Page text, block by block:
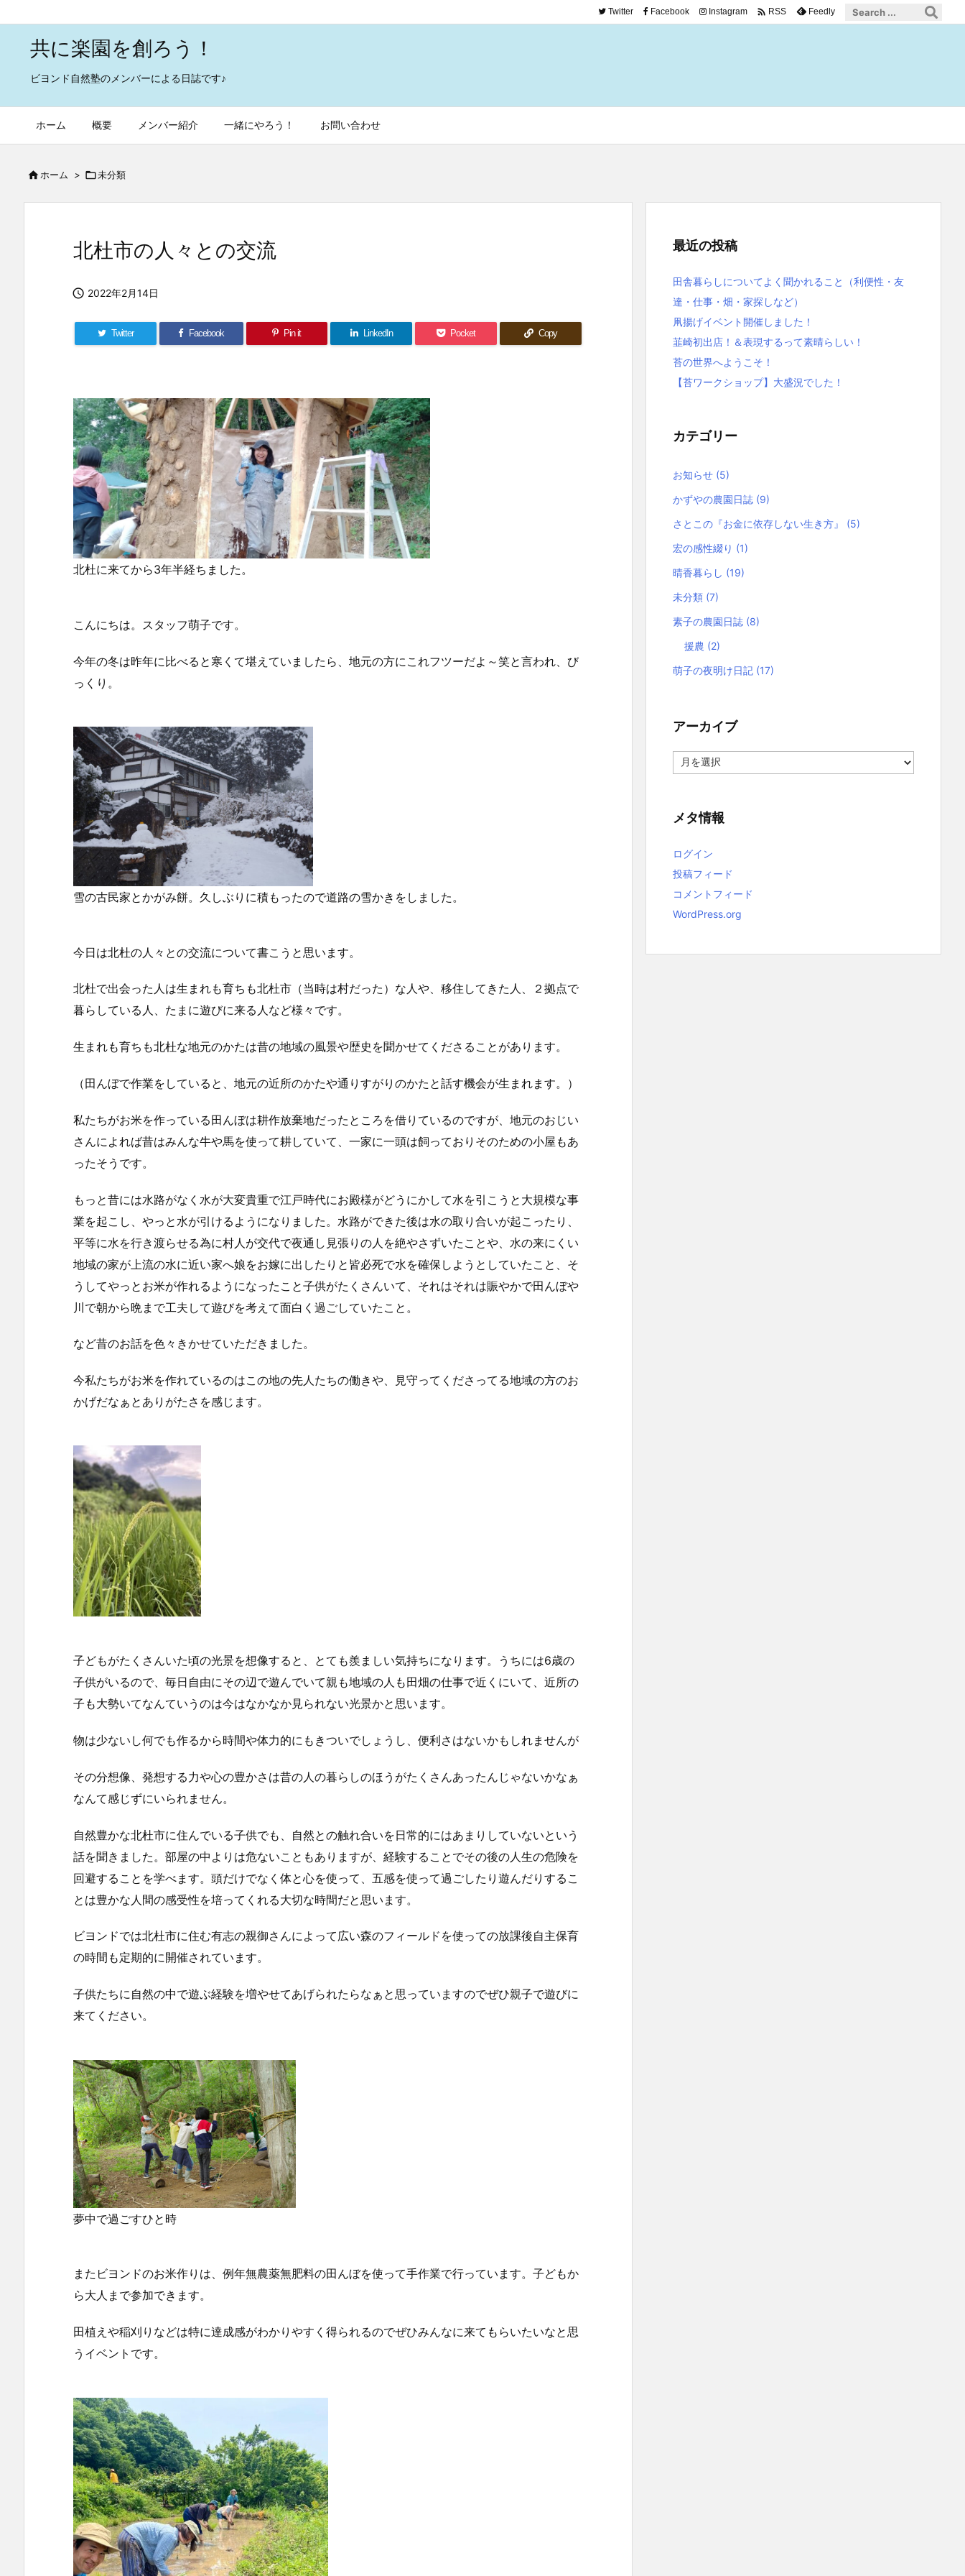
共に楽園を創ろう！
ビヨンド自然塾のメンバーによる日誌です♪
ホーム 概要 メンバー紹介 一緒にやろう！ お問い合わせ
Twitter Facebook Instagram  RSS Feedly
 ホーム > 未分類
北杜市の人々との交流
 2022年2月14日
Twitter Facebook Pin it LinkedIn Pocket Copy
北杜に来てから3年半経ちました。
こんにちは。スタッフ萌子です。
今年の冬は昨年に比べると寒くて堪えていましたら、地元の方にこれフツーだよ～笑と言われ、び
っくり。
雪の古民家とかがみ餅。久しぶりに積もったので道路の雪かきをしました。
今日は北杜の人々との交流について書こうと思います。
北杜で出会った人は生まれも育ちも北杜市（当時は村だった）な人や、移住してきた人、２拠点で
暮らしている人、たまに遊びに来る人など様々です。
生まれも育ちも北杜な地元のかたは昔の地域の風景や歴史を聞かせてくださることがあります。
（田んぼで作業をしていると、地元の近所のかたや通りすがりのかたと話す機会が生まれます。）
私たちがお米を作っている田んぼは耕作放棄地だったところを借りているのですが、地元のおじい
さんによれば昔はみんな牛や馬を使って耕していて、一家に一頭は飼っておりそのための小屋もあ
ったそうです。
もっと昔には水路がなく水が大変貴重で江戸時代にお殿様がどうにかして水を引こうと大規模な事
業を起こし、やっと水が引けるようになりました。水路ができた後は水の取り合いが起こったり、
平等に水を行き渡らせる為に村人が交代で夜通し見張りの人を絶やさずいたことや、水の来にくい
地域の家が上流の水に近い家へ娘をお嫁に出したりと皆必死で水を確保しようとしていたこと、そ
うしてやっとお米が作れるようになったこと子供がたくさんいて、それはそれは賑やかで田んぼや
川で朝から晩まで工夫して遊びを考えて面白く過ごしていたこと。
など昔のお話を色々きかせていただきました。
今私たちがお米を作れているのはこの地の先人たちの働きや、見守ってくださってる地域の方のお
かげだなぁとありがたさを感じます。
子どもがたくさんいた頃の光景を想像すると、とても羨ましい気持ちになります。うちには6歳の
子供がいるので、毎日自由にその辺で遊んでいて親も地域の人も田畑の仕事で近くにいて、近所の
子も大勢いてなんていうのは今はなかなか見られない光景かと思います。
物は少ないし何でも作るから時間や体力的にもきついでしょうし、便利さはないかもしれませんが
その分想像、発想する力や心の豊かさは昔の人の暮らしのほうがたくさんあったんじゃないかなぁ
なんて感じずにいられません。
自然豊かな北杜市に住んでいる子供でも、自然との触れ合いを日常的にはあまりしていないという
話を聞きました。部屋の中よりは危ないこともありますが、経験することでその後の人生の危険を
回避することを学べます。頭だけでなく体と心を使って、五感を使って過ごしたり遊んだりするこ
とは豊かな人間の感受性を培ってくれる大切な時間だと思います。
ビヨンドでは北杜市に住む有志の親御さんによって広い森のフィールドを使っての放課後自主保育
の時間も定期的に開催されています。
子供たちに自然の中で遊ぶ経験を増やせてあげられたらなぁと思っていますのでぜひ親子で遊びに
来てください。
夢中で過ごすひと時
またビヨンドのお米作りは、例年無農薬無肥料の田んぼを使って手作業で行っています。子どもか
ら大人まで参加できます。
田植えや稲刈りなどは特に達成感がわかりやすく得られるのでぜひみんなに来てもらいたいなと思
うイベントです。
最近の投稿
田舎暮らしについてよく聞かれること（利便性・友
達・仕事・畑・家探しなど）
凧揚げイベント開催しました！
韮崎初出店！＆表現するって素晴らしい！
苔の世界へようこそ！
【苔ワークショップ】大盛況でした！
カテゴリー
お知らせ (5)
かずやの農園日誌 (9)
さとこの『お金に依存しない生き方』 (5)
宏の感性綴り (1)
晴香暮らし (19)
未分類 (7)
素子の農園日誌 (8)
援農 (2)
萌子の夜明け日記 (17)
アーカイブ
ー
ブ
メタ情報
ログイン
投稿フィード
コメントフィード
WordPress.org